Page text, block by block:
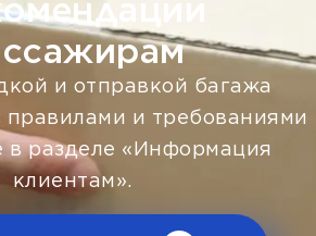
и отправкой багажа
правилами и требованиями
в разделе «Информация
клиентам».